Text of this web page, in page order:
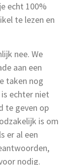
echt 100%
te lezen en
nee. We
aan een
taken nog
echter niet
te geven op
is om
er al een
nodig.